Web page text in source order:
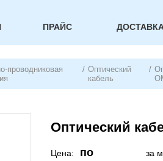
ПРАЙС
проводниковая
/ Оптический
кабель
/
Оптический
Цена:
по
за